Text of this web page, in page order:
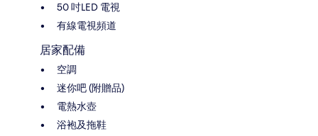
50 吋LED 電視
有線電視頻道
居家配備
空調
迷你吧 (附贈品)
電熱水壺
浴袍及拖鞋